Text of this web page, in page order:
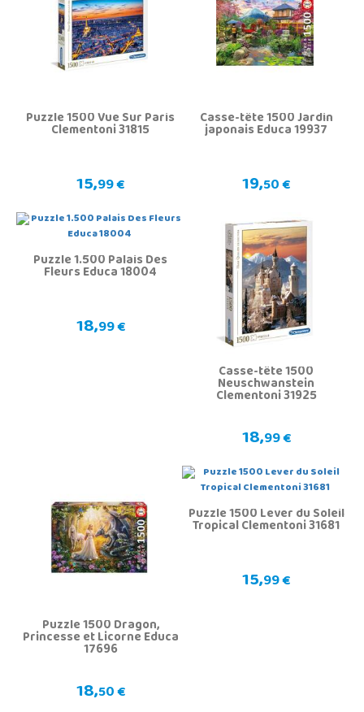
Puzzle 1500 Vue Sur Paris
Clementoni 31815
15,99 €
Casse-tête 1500 Jardin
japonais Educa 19937
19,50 €
Puzzle 1.500 Palais Des
Fleurs Educa 18004
18,99 €
Casse-tête 1500
Neuschwanstein
Clementoni 31925
18,99 €
Puzzle 1500 Dragon,
Princesse et Licorne Educa
17696
18,50 €
Puzzle 1500 Lever du Soleil
Tropical Clementoni 31681
15,99 €